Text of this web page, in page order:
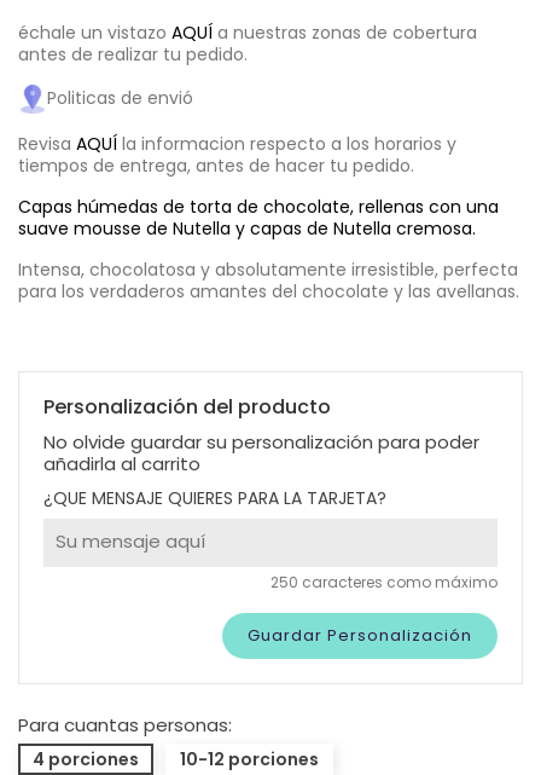
échale un vistazo AQUÍ a nuestras zonas de cobertura
antes de realizar tu pedido.
Politicas de envió
Revisa AQUÍ la informacion respecto a los horarios y
tiempos de entrega, antes de hacer tu pedido.
Capas húmedas de torta de chocolate, rellenas con una
suave mousse de Nutella y capas de Nutella cremosa.
Intensa, chocolatosa y absolutamente irresistible, perfecta
para los verdaderos amantes del chocolate y las avellanas.
Personalización del producto
No olvide guardar su personalización para poder
añadirla al carrito
¿QUE MENSAJE QUIERES PARA LA TARJETA?
250 caracteres como máximo
Guardar Personalización
Para cuantas personas:
4 porciones
10-12 porciones